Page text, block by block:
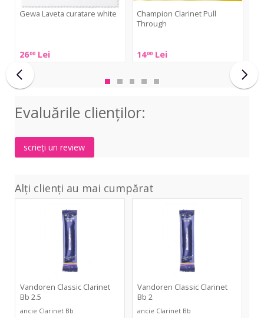
Gewa Laveta curatare white
2600 Lei
Laveta
white
Champion Clarinet Pull
Through
1400 Lei
Clarinet
Through
Sax
Evaluările clienţilor:
scrieți un review
Alți clienți au mai cumpărat
Vandoren Classic Clarinet
Bb 2.5
ancie Clarinet Bb
Vandoren Classic Clarinet
Bb 2
ancie Clarinet Bb